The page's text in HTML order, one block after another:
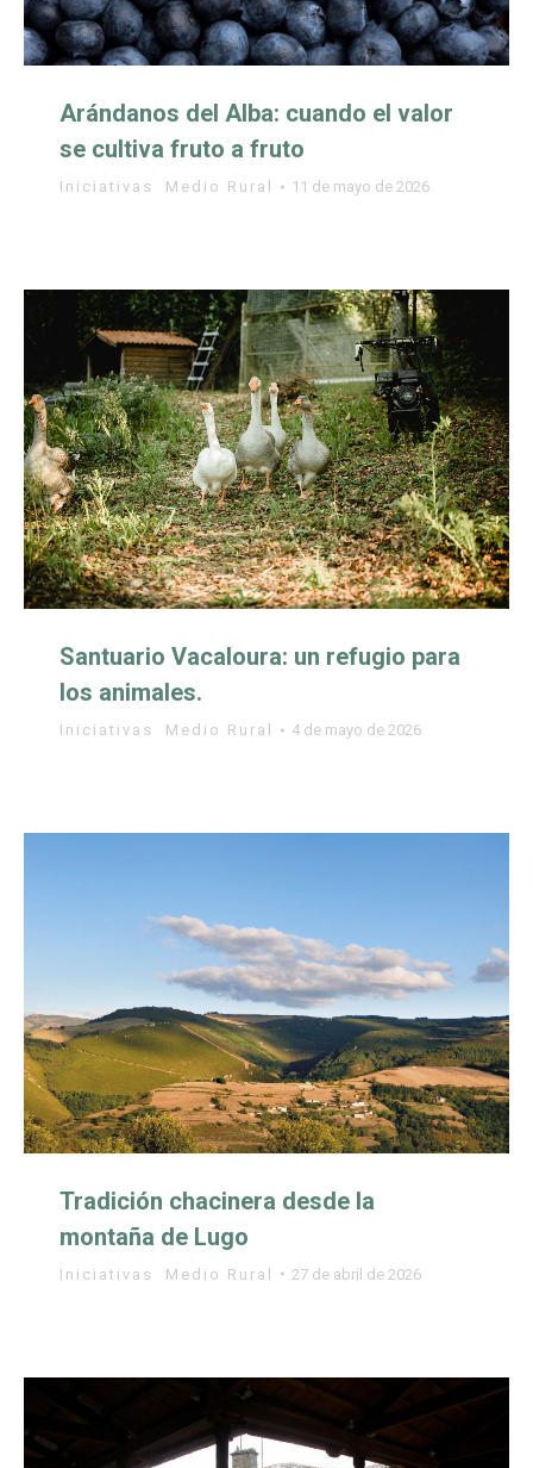
Arándanos del Alba: cuando el valor
se cultiva fruto a fruto
Iniciativas Medio Rural 11 de mayo de 2026
Santuario Vacaloura: un refugio para
los animales.
Iniciativas Medio Rural 4 de mayo de 2026
Tradición chacinera desde la
montaña de Lugo
Iniciativas Medio Rural 27 de abril de 2026